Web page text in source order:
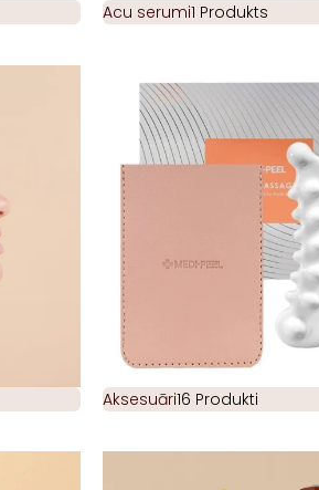
Acu serumi1 Produkts
Aksesuāri16 Produkti